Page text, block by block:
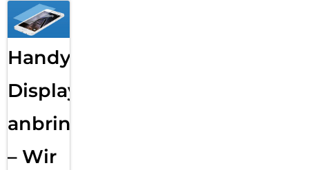
Handy
Displayfolie
anbringen
– Wir